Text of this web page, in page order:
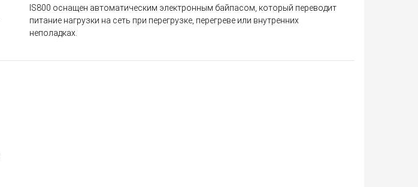
IS800 оснащен автоматическим электронным байпасом, который переводит
питание нагрузки на сеть при перегрузке, перегреве или внутренних
неполадках.